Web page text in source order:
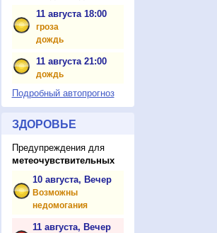
11 августа 18:00
гроза
дождь
11 августа 21:00
дождь
Подробный автопрогноз
ЗДОРОВЬЕ
Предупреждения для
метеочувствительных
10 августа, Вечер
Возможны
недомогания
11 августа, Вечер